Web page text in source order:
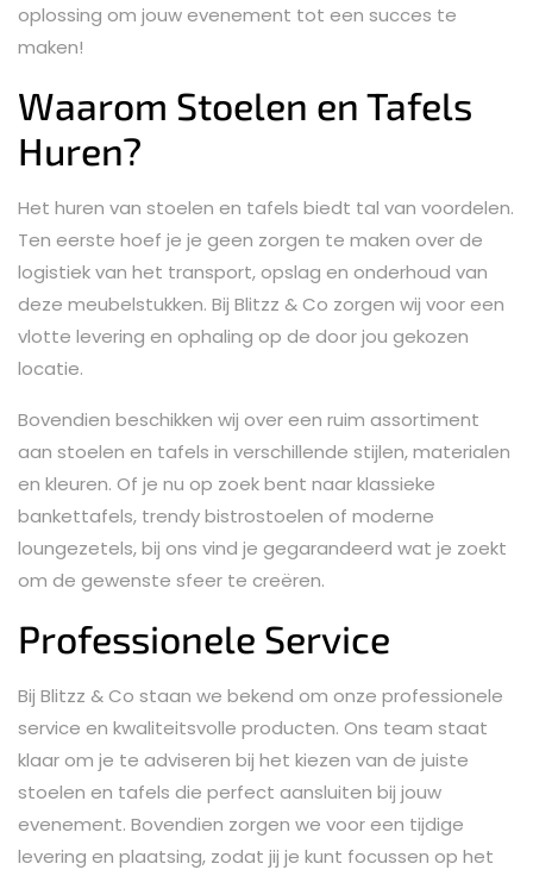
oplossing om jouw evenement tot een succes te
maken!
Waarom Stoelen en Tafels
Huren?
Het huren van stoelen en tafels biedt tal van voordelen.
Ten eerste hoef je je geen zorgen te maken over de
logistiek van het transport, opslag en onderhoud van
deze meubelstukken. Bij Blitzz & Co zorgen wij voor een
vlotte levering en ophaling op de door jou gekozen
locatie.
Bovendien beschikken wij over een ruim assortiment
aan stoelen en tafels in verschillende stijlen, materialen
en kleuren. Of je nu op zoek bent naar klassieke
bankettafels, trendy bistrostoelen of moderne
loungezetels, bij ons vind je gegarandeerd wat je zoekt
om de gewenste sfeer te creëren.
Professionele Service
Bij Blitzz & Co staan we bekend om onze professionele
service en kwaliteitsvolle producten. Ons team staat
klaar om je te adviseren bij het kiezen van de juiste
stoelen en tafels die perfect aansluiten bij jouw
evenement. Bovendien zorgen we voor een tijdige
levering en plaatsing, zodat jij je kunt focussen op het